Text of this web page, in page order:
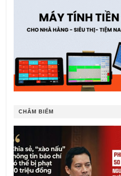
CHÂM BIẾM